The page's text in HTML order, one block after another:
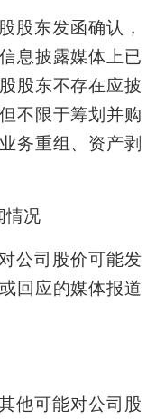
股东发函确认，
息披露媒体上已
股东不存在应披
不限于筹划并购
务重组、资产剥
情况
公司股价可能发
回应的媒体报道
他可能对公司股